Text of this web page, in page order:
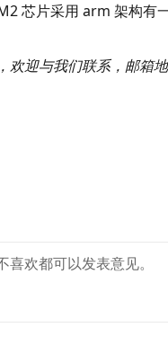
芯片采用 arm 架构有
欢迎与我们联系，邮箱
欢都可以发表意见。